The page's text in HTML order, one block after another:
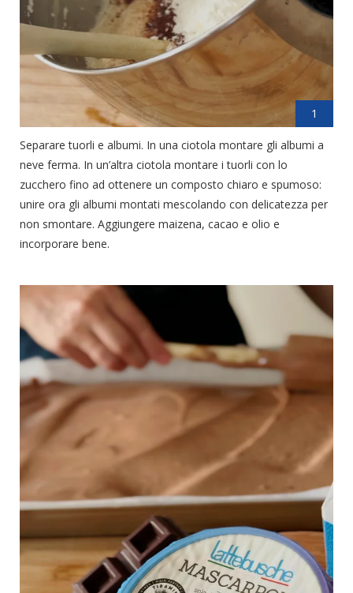
1
Separare tuorli e albumi. In una ciotola montare gli albumi a
neve ferma. In un’altra ciotola montare i tuorli con lo
zucchero fino ad ottenere un composto chiaro e spumoso:
unire ora gli albumi montati mescolando con delicatezza per
non smontare. Aggiungere maizena, cacao e olio e
incorporare bene.